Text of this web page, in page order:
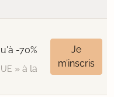
-70%
» à la
Je
m’inscris